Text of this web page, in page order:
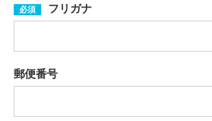
必須 フリガナ
郵便番号